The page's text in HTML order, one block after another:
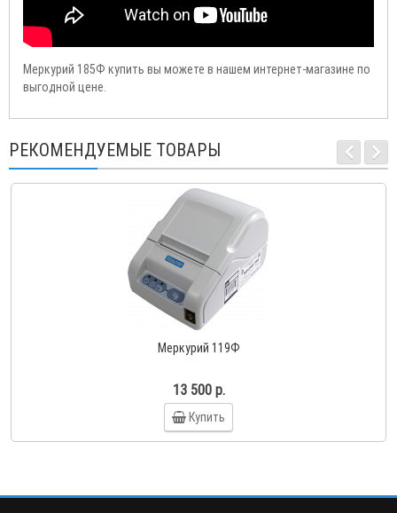
Меркурий 185Ф купить вы можете в нашем интернет-магазине по
выгодной цене.
РЕКОМЕНДУЕМЫЕ ТОВАРЫ
Меркурий 119Ф
13 500 р.
Купить